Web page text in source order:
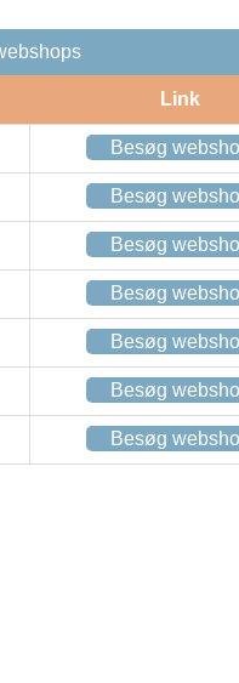
Link
Besøg
Besøg
Besøg
Besøg
Besøg
Besøg
Besøg